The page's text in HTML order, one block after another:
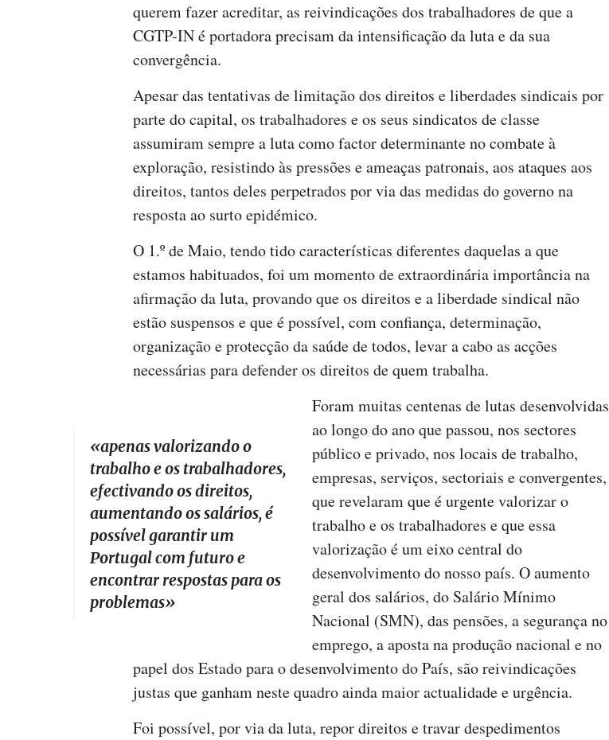
querem fazer acreditar, as reivindicações dos trabalhadores de que a
CGTP-IN é portadora precisam da intensificação da luta e da sua
convergência.
Apesar das tentativas de limitação dos direitos e liberdades sindicais por
parte do capital, os trabalhadores e os seus sindicatos de classe
assumiram sempre a luta como factor determinante no combate à
exploração, resistindo às pressões e ameaças patronais, aos ataques aos
direitos, tantos deles perpetrados por via das medidas do governo na
resposta ao surto epidémico.
O 1.º de Maio, tendo tido características diferentes daquelas a que
estamos habituados, foi um momento de extraordinária importância na
afirmação da luta, provando que os direitos e a liberdade sindical não
estão suspensos e que é possível, com confiança, determinação,
organização e protecção da saúde de todos, levar a cabo as acções
necessárias para defender os direitos de quem trabalha.
«apenas valorizando o
trabalho e os trabalhadores,
efectivando os direitos,
aumentando os salários, é
possível garantir um
Portugal com futuro e
encontrar respostas para os
problemas»
Foram muitas centenas de lutas desenvolvidas
ao longo do ano que passou, nos sectores
público e privado, nos locais de trabalho,
empresas, serviços, sectoriais e convergentes,
que revelaram que é urgente valorizar o
trabalho e os trabalhadores e que essa
valorização é um eixo central do
desenvolvimento do nosso país. O aumento
geral dos salários, do Salário Mínimo
Nacional (SMN), das pensões, a segurança no
emprego, a aposta na produção nacional e no
papel dos Estado para o desenvolvimento do País, são reivindicações
justas que ganham neste quadro ainda maior actualidade e urgência.
Foi possível, por via da luta, repor direitos e travar despedimentos